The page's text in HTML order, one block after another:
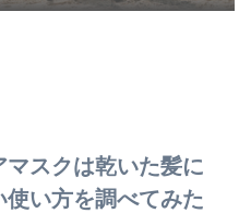
マスクは乾いた髪に
い方を調べてみた